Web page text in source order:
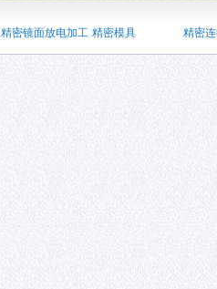
精密镜面放电加工 精密模具 精密